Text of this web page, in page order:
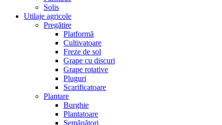
Solis
Utilaje agricole
Pregătire
Platformă
Cultivatoare
Freze de sol
Grape cu discuri
Grape rotative
Pluguri
Scarificatoare
Plantare
Burghie
Plantatoare
Semănători